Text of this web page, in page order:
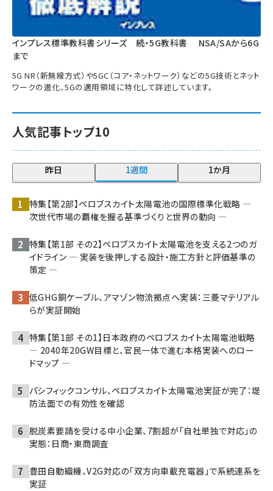
インプレス標準教科書シリーズ 続・5G教科書 NSA/SAから6G
まで
5G NR（新無線方式）や5GC（コア・ネットワーク）などの5G技術とネット
ワークの進化、5Gの適用領域に特化して詳述しています。
人気記事トップ10
昨日 1週間 1か月
特集【第2部】ペロブスカイト太陽電池の国際標準化戦略 ―
次世代市場の覇権を握る基準づくりと世界の動向 ―
特集【第1部 その2】ペロブスカイト太陽電池を支える2つのガ
イドライン ― 実装を後押しする設計・施工方針と評価基準の
策定 ―
低GHG銅ケーブル、アマゾン物流拠点へ実装：三菱マテリアル
らが実証開始
特集【第1部 その1】日本政府のペロブスカイト太陽電池戦略
― 2040年20GW目標と、官民一体で進む本格実装へのロー
ドマップ ―
パシフィックコンサル、ペロブスカイト太陽電池実証が完了：堤
防法面での有効性を確認
脱炭素要請を受ける中小企業、7割超が「自社単独で対応」の
実態：日商・東商調査
豊田自動織機、V2G対応の「双方向車載充電器」で系統連系を
実証